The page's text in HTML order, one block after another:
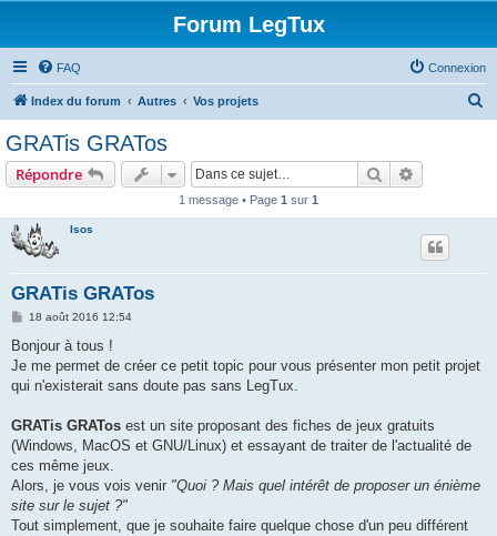
Forum LegTux
FAQ Connexion
Index du forum Autres Vos projets
GRATis GRATos
Répondre Rechercher
1 message • Page 1 sur 1
Isos
GRATis GRATos
M
s
a
g
18 août 2016 12:54
Bonjour à tous !
Je me permet de créer ce petit topic pour vous présenter mon petit projet
qui n'existerait sans doute pas sans LegTux.
GRATis GRATos est un site proposant des fiches de jeux gratuits
(Windows, MacOS et GNU/Linux) et essayant de traiter de l'actualité de
ces même jeux.
Alors, je vous vois venir "Quoi ? Mais quel intérêt de proposer un énième
site sur le sujet ?"
Tout simplement, que je souhaite faire quelque chose d'un peu différent